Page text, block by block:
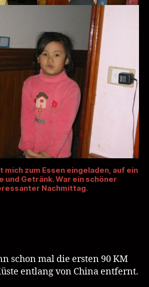
mich zum Essen eingeladen, auf ein
und Getränk. War ein schöner
Nachmittag.
schon mal die ersten 90 KM
entlang von China entfernt.